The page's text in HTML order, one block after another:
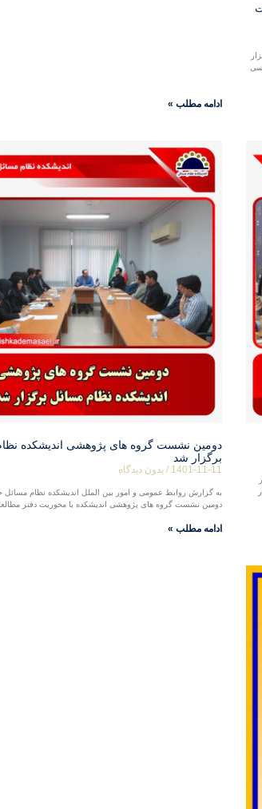
ادامه مطلب »
دومین نشست گروه های پژوهشی اندیشکده
برگزار شد
1401-11-11 بدون دیدگاه
به گزارش روابط عمومی و امور بین الملل اندیشکده نظام مسائل
دومین نشست گروه های پژوهشی اندیشکده با محوریت دفتر
ادامه مطلب »